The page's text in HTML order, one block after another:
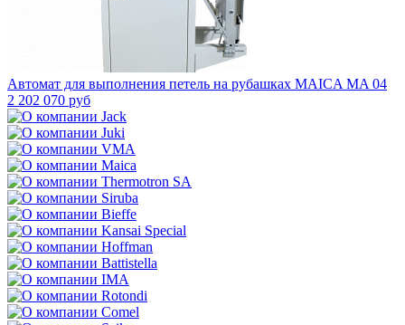
Автомат для выполнения петель на рубашках MAICA MA 04
2 202 070 руб